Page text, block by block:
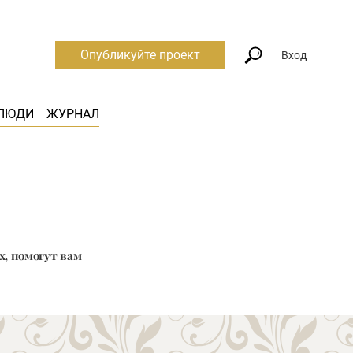
ЖУРНАЛ
Опубликуйте проект Вход
помогут вам